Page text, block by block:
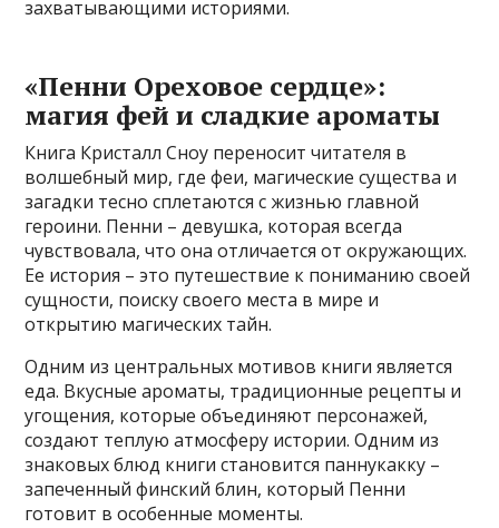
захватывающими историями.
«Пенни Ореховое сердце»:
магия фей и сладкие ароматы
Книга Кристалл Сноу переносит читателя в
волшебный мир, где феи, магические существа и
загадки тесно сплетаются с жизнью главной
героини. Пенни – девушка, которая всегда
чувствовала, что она отличается от окружающих.
Ее история – это путешествие к пониманию своей
сущности, поиску своего места в мире и
открытию магических тайн.
Одним из центральных мотивов книги является
еда. Вкусные ароматы, традиционные рецепты и
угощения, которые объединяют персонажей,
создают теплую атмосферу истории. Одним из
знаковых блюд книги становится паннукакку –
запеченный финский блин, который Пенни
готовит в особенные моменты.